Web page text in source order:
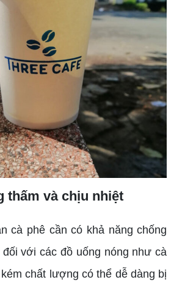
thấm và chịu nhiệt
phê cần có khả năng chống
với các đồ uống nóng như cà
chất lượng có thể dễ dàng bị